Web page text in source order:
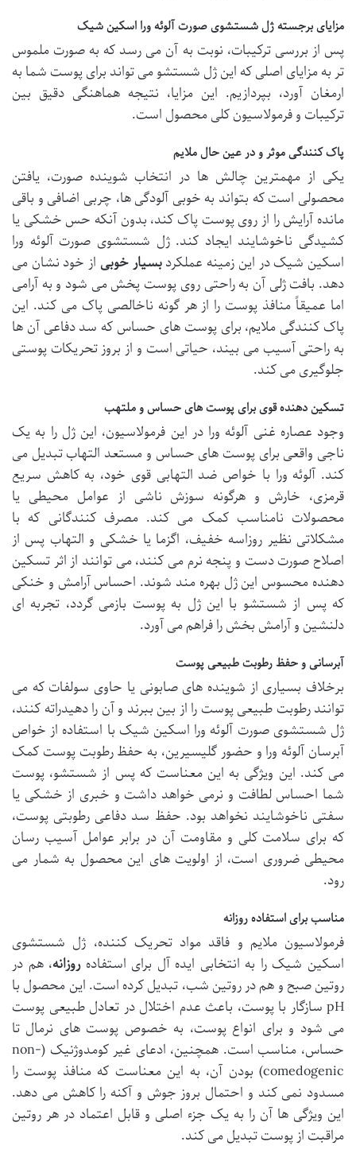
مزایای برجسته ژل شستشوی صورت آلوئه ورا اسکین شیک
پس از بررسی ترکیبات، نوبت به آن می رسد که به صورت ملموس
تر به مزایای اصلی که این ژل شستشو می تواند برای پوست شما به
ارمغان آورد، بپردازیم. این مزایا، نتیجه هماهنگی دقیق بین
ترکیبات و فرمولاسیون کلی محصول است.
پاک کنندگی موثر و در عین حال ملایم
یکی از مهمترین چالش ها در انتخاب شوینده صورت، یافتن
محصولی است که بتواند به خوبی آلودگی ها، چربی اضافی و باقی
مانده آرایش را از روی پوست پاک کند، بدون آنکه حس خشکی یا
کشیدگی ناخوشایند ایجاد کند. ژل شستشوی صورت آلوئه ورا
اسکین شیک در این زمینه عملکردبسیار خوبی از خود نشان می
دهد. بافت ژلی آن به راحتی روی پوست پخش می شود و به آرامی
اما عمیقاً منافذ پوست را از هر گونه ناخالصی پاک می کند. این
پاک کنندگی ملایم، برای پوست های حساس که سد دفاعی آن ها
به راحتی آسیب می بیند، حیاتی است و از بروز تحریکات پوستی
جلوگیری می کند.
تسکین دهنده قوی برای پوست های حساس و ملتهب
وجود عصاره غنی آلوئه ورا در این فرمولاسیون، این ژل را به یک
ناجی واقعی برای پوست های حساس و مستعد التهاب تبدیل می
کند. آلوئه ورا با خواص ضد التهابی قوی خود، به کاهش سریع
قرمزی، خارش و هرگونه سوزش ناشی از عوامل محیطی یا
محصولات نامناسب کمک می کند. مصرف کنندگانی که با
مشکلاتی نظیر روزاسه خفیف، اگزما یا خشکی و التهاب پس از
اصلاح صورت دست و پنجه نرم می کنند، می توانند از اثر تسکین
دهنده محسوس این ژل بهره مند شوند. احساس آرامش و خنکی
که پس از شستشو با این ژل به پوست بازمی گردد، تجربه ای
دلنشین و آرامش بخش را فراهم می آورد.
آبرسانی و حفظ رطوبت طبیعی پوست
برخلاف بسیاری از شوینده های صابونی یا حاوی سولفات که می
توانند رطوبت طبیعی پوست را از بین ببرند و آن را دهیدراته کنند،
ژل شستشوی صورت آلوئه ورا اسکین شیک با استفاده از خواص
آبرسان آلوئه ورا و حضور گلیسیرین، به حفظ رطوبت پوست کمک
می کند. این ویژگی به این معناست که پس از شستشو، پوست
شما احساس لطافت و نرمی خواهد داشت و خبری از خشکی یا
سفتی ناخوشایند نخواهد بود. حفظ سد دفاعی رطوبتی پوست،
که برای سلامت کلی و مقاومت آن در برابر عوامل آسیب رسان
محیطی ضروری است، از اولویت های این محصول به شمار می
رود.
مناسب برای استفاده روزانه
فرمولاسیون ملایم و فاقد مواد تحریک کننده، ژل شستشوی
اسکین شیک را به انتخابی ایده آل برای استفادهروزانه، هم در
روتین صبح و هم در روتین شب، تبدیل کرده است. این محصول با
pH سازگار با پوست، باعث عدم اختلال در تعادل طبیعی پوست
می شود و برای انواع پوست، به خصوص پوست های نرمال تا
حساس، مناسب است. همچنین، ادعای غیر کومدوژنیک (non-
comedogenic) بودن آن، به این معناست که منافذ پوست را
مسدود نمی کند و احتمال بروز جوش و آکنه را کاهش می دهد.
این ویژگی ها آن را به یک جزء اصلی و قابل اعتماد در هر روتین
مراقبت از پوست تبدیل می کند.